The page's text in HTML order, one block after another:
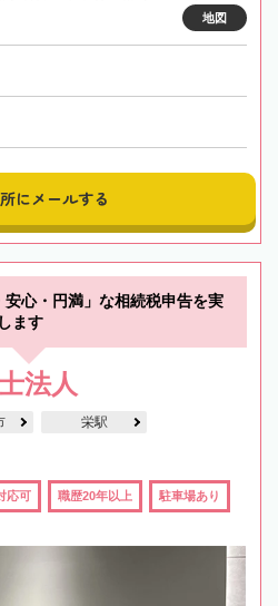
地図
にメールする
安心・円満」な相続税申告を実
ます
法人
栄駅
応可 職歴20年以上 駐車場あり